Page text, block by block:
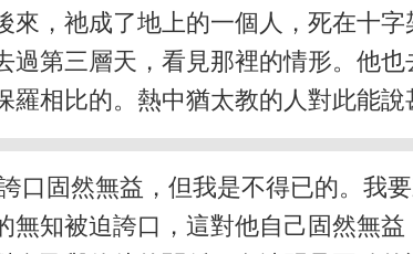
來，祂成了地上的一個人，死在十
過第三層天，看見那裡的情形。他
羅相比的。熱中猶太教的人對此能說
口固然無益，但我是不得已的。我
無知被迫誇口，這對他自己固然無